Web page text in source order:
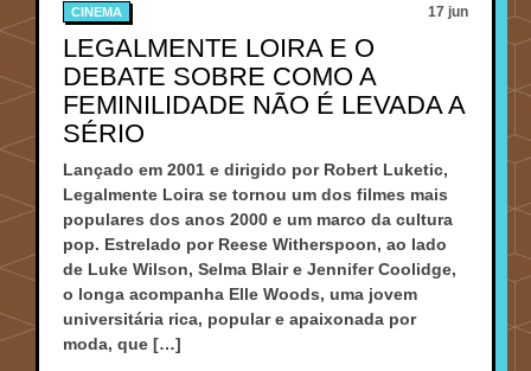
CINEMA 17 jun
LEGALMENTE LOIRA E O
DEBATE SOBRE COMO A
FEMINILIDADE NÃO É LEVADA A
SÉRIO
Lançado em 2001 e dirigido por Robert Luketic,
Legalmente Loira se tornou um dos filmes mais
populares dos anos 2000 e um marco da cultura
pop. Estrelado por Reese Witherspoon, ao lado
de Luke Wilson, Selma Blair e Jennifer Coolidge,
o longa acompanha Elle Woods, uma jovem
universitária rica, popular e apaixonada por
moda, que […]